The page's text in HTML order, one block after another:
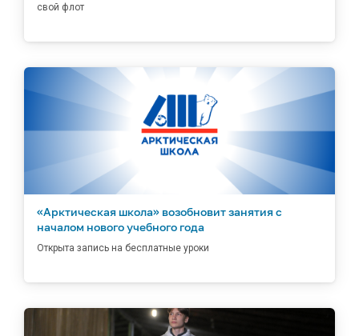
свой флот
«Арктическая школа» возобновит занятия с
началом нового учебного года
Открыта запись на бесплатные уроки